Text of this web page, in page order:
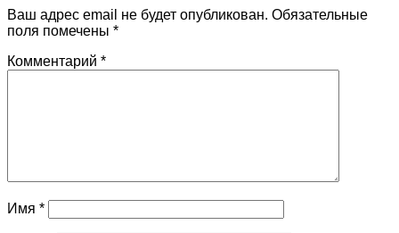
Ваш адрес email не будет опубликован. Обязательные
поля помечены *
Комментарий *
Имя *